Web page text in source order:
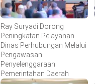
Ray Suryadi Dorong
Peningkatan Pelayanan
Dinas Perhubungan Melalui
Pengawasan
Penyelenggaraan
Pemerintahan Daerah